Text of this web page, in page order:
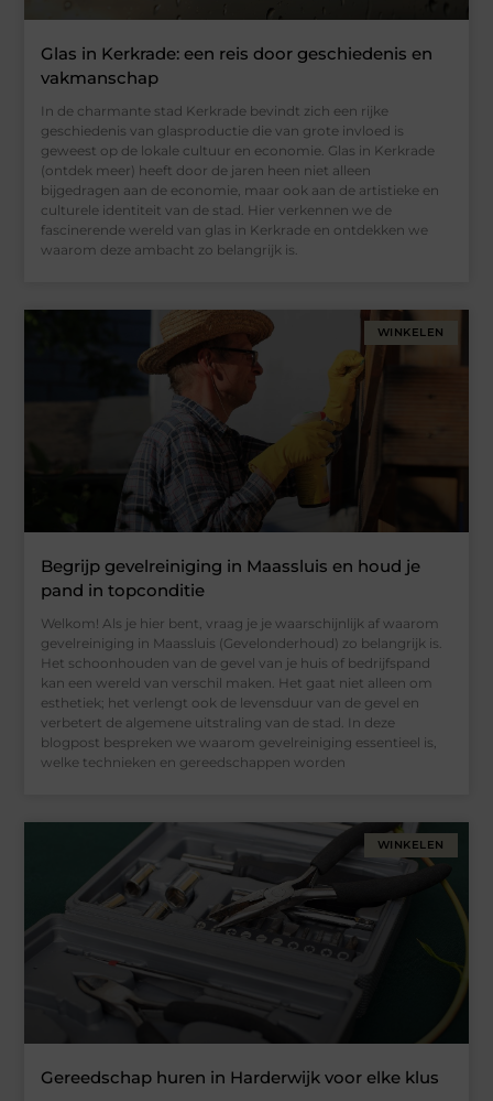
Glas in Kerkrade: een reis door geschiedenis en
vakmanschap
In de charmante stad Kerkrade bevindt zich een rijke
geschiedenis van glasproductie die van grote invloed is
geweest op de lokale cultuur en economie. Glas in Kerkrade
(ontdek meer) heeft door de jaren heen niet alleen
bijgedragen aan de economie, maar ook aan de artistieke en
culturele identiteit van de stad. Hier verkennen we de
fascinerende wereld van glas in Kerkrade en ontdekken we
waarom deze ambacht zo belangrijk is.
WINKELEN
Begrijp gevelreiniging in Maassluis en houd je
pand in topconditie
Welkom! Als je hier bent, vraag je je waarschijnlijk af waarom
gevelreiniging in Maassluis (Gevelonderhoud) zo belangrijk is.
Het schoonhouden van de gevel van je huis of bedrijfspand
kan een wereld van verschil maken. Het gaat niet alleen om
esthetiek; het verlengt ook de levensduur van de gevel en
verbetert de algemene uitstraling van de stad. In deze
blogpost bespreken we waarom gevelreiniging essentieel is,
welke technieken en gereedschappen worden
WINKELEN
Gereedschap huren in Harderwijk voor elke klus